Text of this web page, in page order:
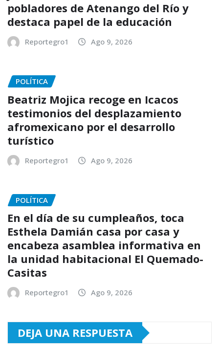
pobladores de Atenango del Río y
destaca papel de la educación
Reportegro1 Ago 9, 2026
POLÍTICA
Beatriz Mojica recoge en Icacos
testimonios del desplazamiento
afromexicano por el desarrollo
turístico
Reportegro1 Ago 9, 2026
POLÍTICA
En el día de su cumpleaños, toca
Esthela Damián casa por casa y
encabeza asamblea informativa en
la unidad habitacional El Quemado-
Casitas
Reportegro1 Ago 9, 2026
DEJA UNA RESPUESTA